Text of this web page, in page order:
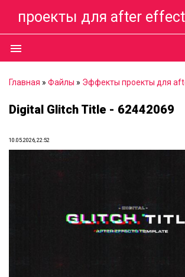
проекты для after
menu
Главная » Файлы » Эффекты проекты для
Digital Glitch Title - 62442069
10.05.2026, 22:52